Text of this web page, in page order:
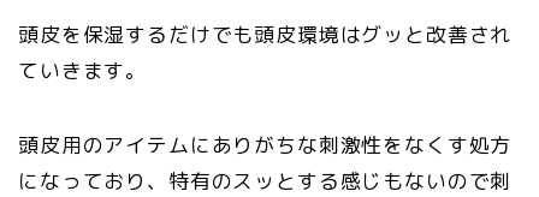
頭皮を保湿するだけでも頭皮環境はグッと改善され
ていきます。
頭皮用のアイテムにありがちな刺激性をなくす処方
になっており、特有のスッとする感じもないので刺